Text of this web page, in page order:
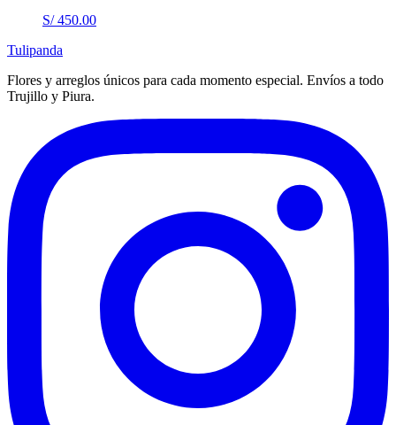
S/ 450.00
Tulipanda
Flores y arreglos únicos para cada momento especial. Envíos a todo
Trujillo y Piura.